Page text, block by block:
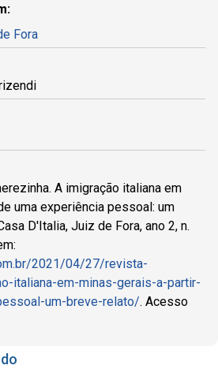
Fora
A imigração italiana em
uma experiência pessoal: um
D'Italia, Juiz de Fora, ano 2, n.
2021/04/27/revista-
italiana-em-minas-gerais-a-partir-
um-breve-relato/. Acesso